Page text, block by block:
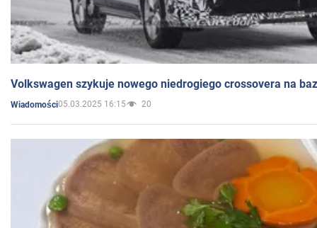
Volkswagen szykuje nowego niedrogiego crossovera na
Wiadomości05.03.2025 16:15 20